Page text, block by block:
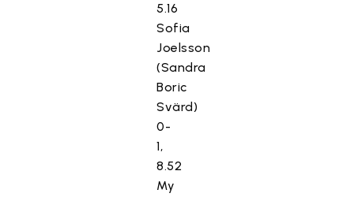
5.16
Sofia
Joelsson
(Sandra
Boric
Svärd)
0-
1,
8.52
My